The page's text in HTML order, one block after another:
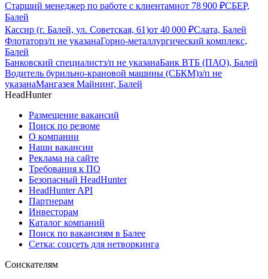
Старший менеджер по работе с клиентамиот 78 900 ₽СБЕР,
Балей
Кассир (г. Балей, ул. Советская, 61)от 40 000 ₽Слата, Балей
Флотаторз/п не указанаГорно-металлургический комплекс,
Балей
Банковский специалистз/п не указанаБанк ВТБ (ПАО), Балей
Водитель бурильно-крановой машины (СБКМ)з/п не
указанаМангазея Майнинг, Балей
HeadHunter
Размещение вакансий
Поиск по резюме
О компании
Наши вакансии
Реклама на сайте
Требования к ПО
Безопасный HeadHunter
HeadHunter API
Партнерам
Инвесторам
Каталог компаний
Поиск по вакансиям в Балее
Сетка: соцсеть для нетворкинга
Соискателям